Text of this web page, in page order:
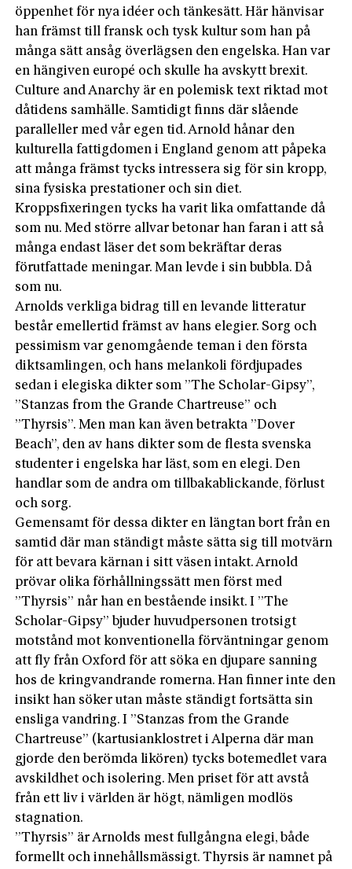
öppenhet för nya idéer och tänkesätt. Här hänvisar
han främst till fransk och tysk kultur som han på
många sätt ansåg överlägsen den engelska. Han var
en hängiven europé och skulle ha avskytt brexit.
Culture and Anarchy är en polemisk text riktad mot
dåtidens samhälle. Samtidigt finns där slående
paralleller med vår egen tid. Arnold hånar den
kulturella fattigdomen i England genom att påpeka
att många främst tycks intressera sig för sin kropp,
sina fysiska prestationer och sin diet.
Kroppsfixeringen tycks ha varit lika omfattande då
som nu. Med större allvar betonar han faran i att så
många endast läser det som bekräftar deras
förutfattade meningar. Man levde i sin bubbla. Då
som nu.
Arnolds verkliga bidrag till en levande litteratur
består emellertid främst av hans elegier. Sorg och
pessimism var genomgående teman i den första
diktsamlingen, och hans melankoli fördjupades
sedan i elegiska dikter som ”The Scholar-Gipsy”,
”Stanzas from the Grande Chartreuse” och
”Thyrsis”. Men man kan även betrakta ”Dover
Beach”, den av hans dikter som de flesta svenska
studenter i engelska har läst, som en elegi. Den
handlar som de andra om tillbakablickande, förlust
och sorg.
Gemensamt för dessa dikter en längtan bort från en
samtid där man ständigt måste sätta sig till motvärn
för att bevara kärnan i sitt väsen intakt. Arnold
prövar olika förhållningssätt men först med
”Thyrsis” når han en bestående insikt. I ”The
Scholar-Gipsy” bjuder huvudpersonen trotsigt
motstånd mot konventionella förväntningar genom
att fly från Oxford för att söka en djupare sanning
hos de kringvandrande romerna. Han finner inte den
insikt han söker utan måste ständigt fortsätta sin
ensliga vandring. I ”Stanzas from the Grande
Chartreuse” (kartusianklostret i Alperna där man
gjorde den berömda likören) tycks botemedlet vara
avskildhet och isolering. Men priset för att avstå
från ett liv i världen är högt, nämligen modlös
stagnation.
”Thyrsis” är Arnolds mest fullgångna elegi, både
formellt och innehållsmässigt. Thyrsis är namnet på